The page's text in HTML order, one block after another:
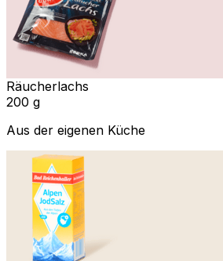
Räucherlachs
200 g
Aus der eigenen Küche